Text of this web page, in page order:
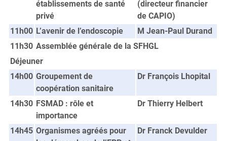
établissements de santé
privé
(directeur financier
de CAPIO)
11h00 L’avenir de l’endoscopie
M Jean-Paul Durand
11h30 Assemblée générale de la SFHGL
Déjeuner
14h00 Groupement de
coopération sanitaire
Dr François Lhopital
14h30 FSMAD : rôle et
importance
Dr Thierry Helbert
14h45 Organismes agréés pour
Dr Franck Devulder